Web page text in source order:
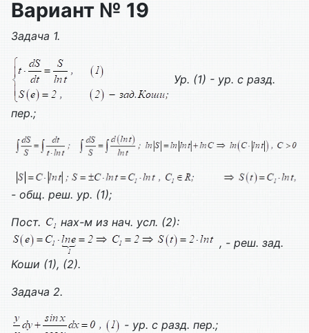
Вариант № 19
Задача 1.
Ур. (1) - ур. с разд.
пер.;
- общ. реш. ур. (1);
Пост.
нах-м из нач. усл. (2):
, - реш. зад.
Коши (1), (2).
Задача 2.
- ур. с разд. пер.;